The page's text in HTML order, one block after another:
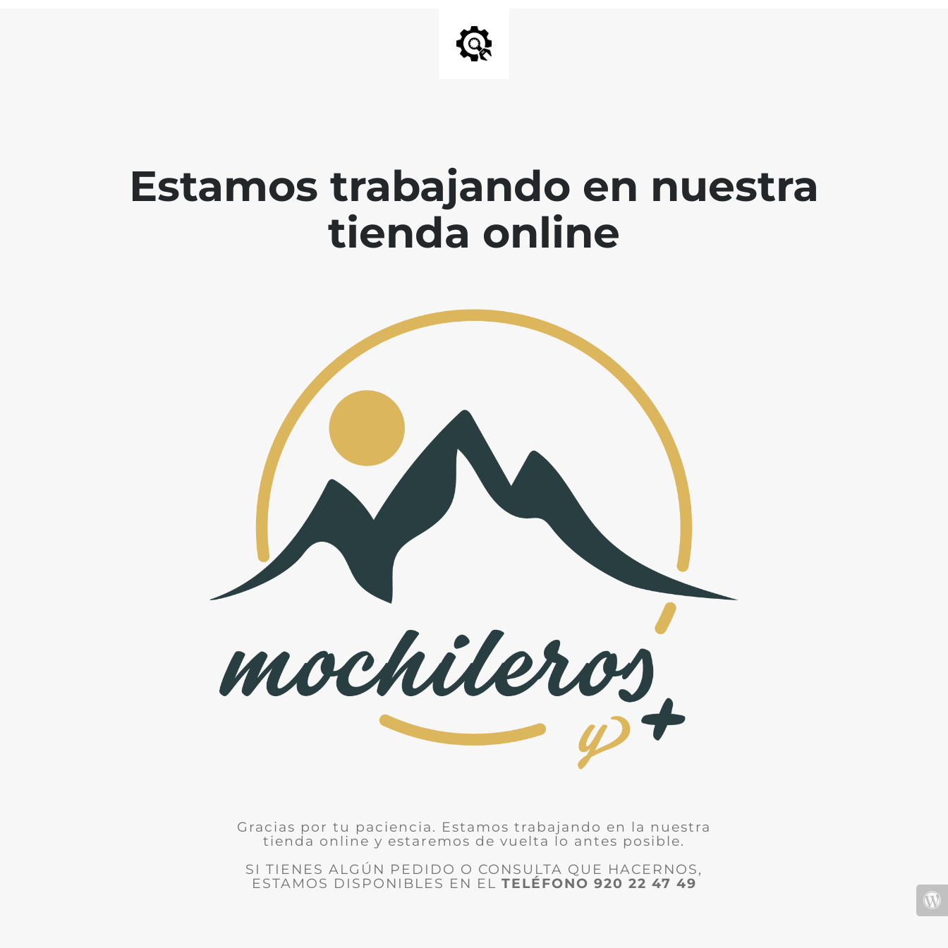
Estamos trabajando en nuestra
tienda online
Gracias por tu paciencia. Estamos trabajando en la nuestra
tienda online y estaremos de vuelta lo antes posible.
SI TIENES ALGÚN PEDIDO O CONSULTA QUE HACERNOS,
ESTAMOS DISPONIBLES EN EL TELÉFONO 920 22 47 49